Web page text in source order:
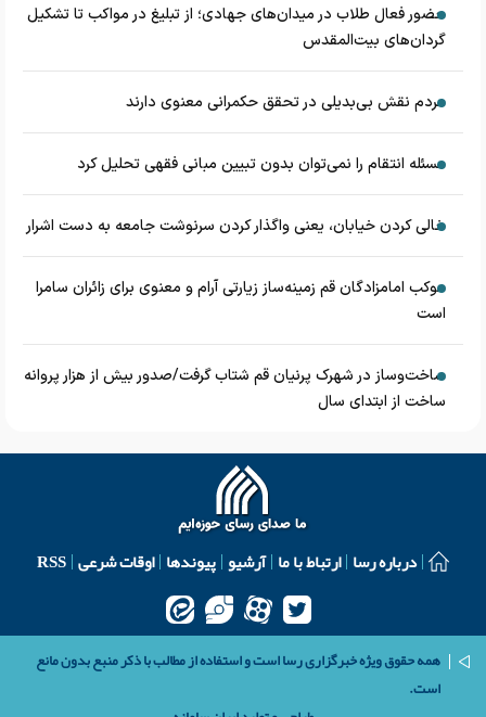
حضور فعال طلاب در میدان‌های جهادی؛ از تبلیغ در مواکب تا تشکیل
گردان‌های بیت‌المقدس
مردم نقش بی‌بدیلی در تحقق حکمرانی معنوی دارند
مسئله انتقام را نمی‌توان بدون تبیین مبانی فقهی تحلیل کرد
خالی کردن خیابان، یعنی واگذار کردن سرنوشت جامعه به دست اشرار
موکب امامزادگان قم زمینه‌ساز زیارتی آرام و معنوی برای زائران سامرا
است
ساخت‌وساز در شهرک پرنیان قم شتاب گرفت/صدور بیش از هزار پروانه
ساخت از ابتدای سال
درباره رسا ارتباط با ما آرشیو پیوندها اوقات شرعی RSS
همه حقوق ویژه خبرگزاری رسا است و استفاده از مطالب با ذکر منبع بدون مانع
است.